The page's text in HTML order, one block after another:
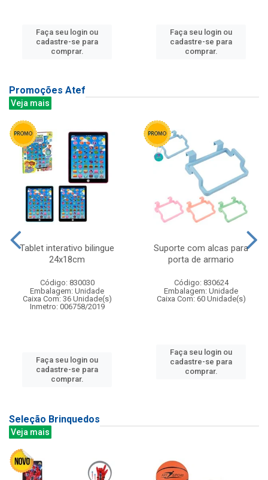
Faça seu login ou
cadastre-se para
comprar.
Faça seu login ou
cadastre-se para
comprar.
Promoções Atef
Veja mais
Tablet interativo bilingue
24x18cm
Código: 830030
Embalagem: Unidade
Caixa Com: 36 Unidade(s)
Inmetro: 006758/2019
Faça seu login ou
cadastre-se para
comprar.
Suporte com alcas para
porta de armario
Código: 830624
Embalagem: Unidade
Caixa Com: 60 Unidade(s)
Faça seu login ou
cadastre-se para
comprar.
Seleção Brinquedos
Veja mais